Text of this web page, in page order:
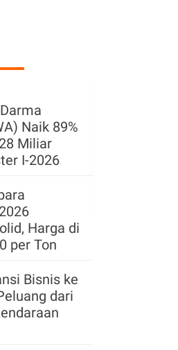
Naik 89%
Miliar
I-2026
Harga di
per Ton
Bisnis ke
dari